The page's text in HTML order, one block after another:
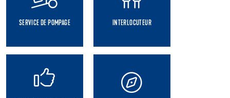
SERVICE DE POMPAGE INTERLOCUTEUR